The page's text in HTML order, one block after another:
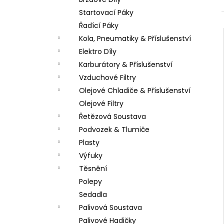
Startovací Páky
Řadící Páky
Kola, Pneumatiky & Příslušenství
Elektro Díly
Karburátory & Příslušenství
Vzduchové Filtry
Olejové Chladiče & Příslušenství
Olejové Filtry
Řetězová Soustava
Podvozek & Tlumiče
Plasty
Výfuky
Těsnění
Polepy
Sedadla
Palivová Soustava
Palivové Hadičky
LOŽISKO KOLA 6202 2RS STOMP,
DEMONX ,WPB